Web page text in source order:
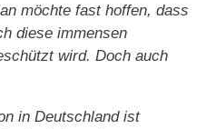
möchte fast hoffen, dass
diese immensen
wird. Doch auch
in Deutschland ist